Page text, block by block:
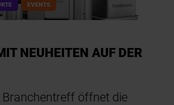
EVENTS
NEUHEITEN AUF DER
öffnet die